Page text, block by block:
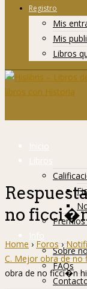
Registro
Mis
Mis
Libros
Inicio
Libros
Info
Sobre
FAQs
no
Home › Foros ›
C. Mejor obra de
obra de no ficci�n